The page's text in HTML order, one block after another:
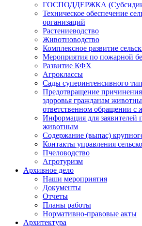
ГОСПОДДЕРЖКА
Техническое обеспечение
организаций
Растениеводство
Животноводство
Комплексное развитие
Мероприятия по пожарной
Развитие КФХ
Агроклассы
Сады суперинтенсивного
Предотвращение
здоровья гражданам
ответственном обращении с
Информация для заявителей
животным
Содержание (выпас)
Контакты управления
Пчеловодство
Агротуризм
Архивное дело
Наши мероприятия
Документы
Отчеты
Планы работы
Нормативно-правовые акты
Архитектура